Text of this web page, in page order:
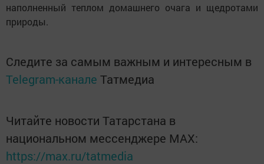
наполненный теплом домашнего очага и щедротами
природы.
Следите за самым важным и интересным в
Telegram-канале Татмедиа
Читайте новости Татарстана в
национальном мессенджере MАХ:
https://max.ru/tatmedia